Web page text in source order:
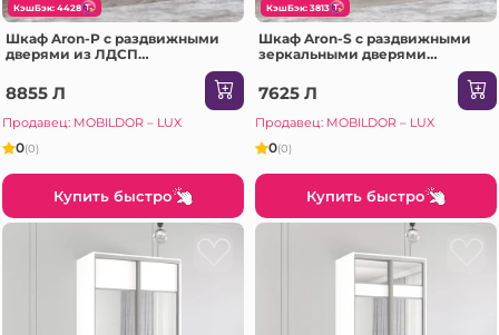
КэшБэк: 4428
Шкаф Aron-P с раздвижными
дверями из ЛДСП
горизонтальный (190x60x200H
см) Sonoma
8855 Л
Продавец: MOBILDOR – LUX
0(0)
Купить быстро
КэшБэк: 3813
Шкаф Aron-S с раздвижными
зеркальными дверями
7625 Л
Продавец: MOBILDOR – LUX
0(0)
Купить быстро